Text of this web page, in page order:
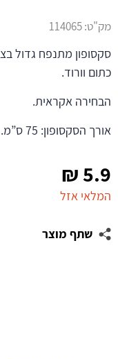
5.9
₪
המלאי אזל
שתף מוצר
מק"ט:114065
כתום וורוד.
הבחירה אקראית.
אורך הסקסופון: 75 ס”מ.